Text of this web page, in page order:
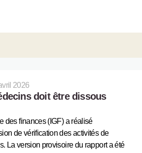
2026
doit être dissous
des finances (IGF) a réalisé
de vérification des activités de
La version provisoire du rapport a été